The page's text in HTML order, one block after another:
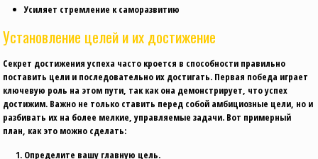
Усиляет стремление к саморазвитию
Установление целей и их достижение
Секрет достижения успеха часто кроется в способности правильно
поставить цели и последовательно их достигать. Первая победа играет
ключевую роль на этом пути, так как она демонстрирует, что успех
достижим. Важно не только ставить перед собой амбициозные цели, но и
разбивать их на более мелкие, управляемые задачи. Вот примерный
план, как это можно сделать:
Определите вашу главную цель.